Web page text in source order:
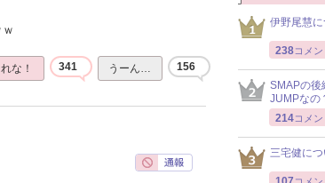
な！ 341 うーん… 156
伊野尾慧に
238コメン
SMAPの後
JUMPなの
214コメン
三宅健に